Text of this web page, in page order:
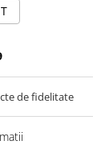
de fidelitate